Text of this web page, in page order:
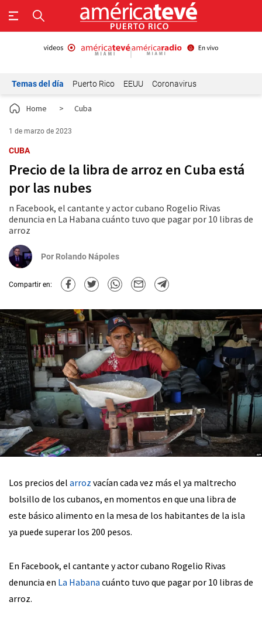
Temas del día Puerto Rico EEUU Coronavirus
Home > Cuba
1 de marzo de 2023
CUBA
Precio de la libra de arroz en Cuba está
por las nubes
n Facebook, el cantante y actor cubano Rogelio Rivas
denuncia en La Habana cuánto tuvo que pagar por 10 libras de
arroz
Por Rolando Nápoles
Compartir en:
Los precios del arroz vacían cada vez más el ya maltrecho
bolsillo de los cubanos, en momentos en que una libra de
este básico alimento en la mesa de los habitantes de la isla
ya puede superar los 200 pesos.
En Facebook, el cantante y actor cubano Rogelio Rivas
denuncia en La Habana cuánto tuvo que pagar por 10 libras de
arroz.